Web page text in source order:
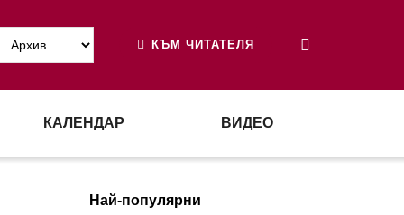
КЪМ ЧИТАТЕЛЯ
КАЛЕНДАР ВИДЕО
Най-популярни